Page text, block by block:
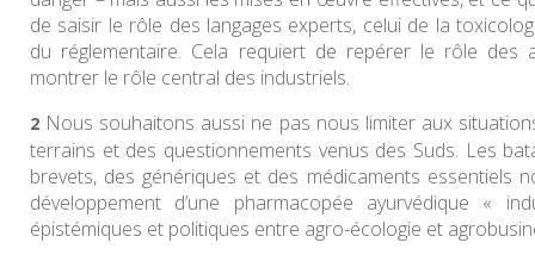
de saisir le rôle des langages experts, celui de la
du réglementaire. Cela requiert de repérer le rôle des
montrer le rôle central des industriels.
Nous souhaitons aussi ne pas nous limiter aux
terrains et des questionnements venus des Suds. Les
brevets, des génériques et des médicaments essentiels
développement d’une pharmacopée ayurvédique «
épistémiques et politiques entre agro-écologie et